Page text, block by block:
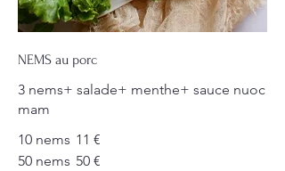
NEMS au porc
3 nems+ salade+ menthe+ sauce nuoc
mam
10 nems 11 €
50 nems 50 €